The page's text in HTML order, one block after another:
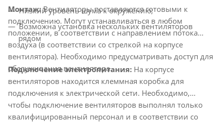
Низкий уровень шума к окружению;
Возможна установка нескольких вентиляторов
рядом
Монтаж:Вентиляторы поставляются готовыми к
подключению. Могут устанавливаться в любом
положении, в соответствии с направлением потока
воздуха (в соответствии со стрелкой на корпусе
вентилятора). Необходимо предусматривать доступ для
обслуживания вентилятора.
Подключение электропитания: На корпусе
вентиляторов находится клеммная коробка для
подключения к электрической сети. Необходимо,
чтобы подключение вентиляторов выполнял только
квалифицированный персонал и в соответствии со